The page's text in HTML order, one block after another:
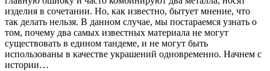
изделия в сочетании. Но, как известно, бытует мнение, что
так делать нельзя. В данном случае, мы постараемся узнать о
том, почему два самых известных материала не могут
существовать в едином тандеме, и не могут быть
использованы в качестве украшений одновременно. Начнем с
истории…